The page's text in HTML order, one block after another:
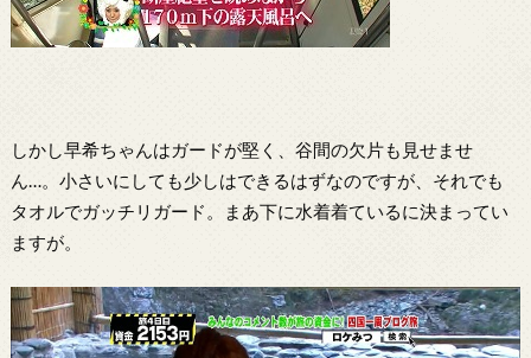
しかし早希ちゃんはガードが堅く、谷間の欠片も見せませ
ん…。小さいにしても少しはできるはずなのですが、それでも
タオルでガッチリガード。まあ下に水着着ているに決まってい
ますが。